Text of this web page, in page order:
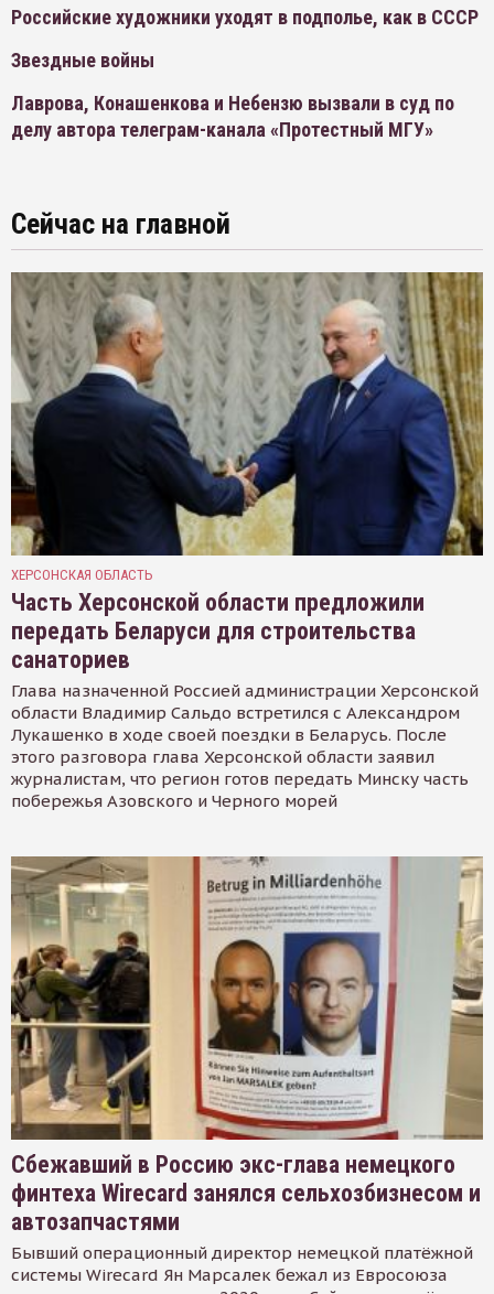
Российские художники уходят в подполье, как в СССР
Звездные войны
Лаврова, Конашенкова и Небензю вызвали в суд по
делу автора телеграм-канала «Протестный МГУ»
Сейчас на главной
ХЕРСОНСКАЯ ОБЛАСТЬ
Часть Херсонской области предложили
передать Беларуси для строительства
санаториев
Глава назначенной Россией администрации Херсонской
области Владимир Сальдо встретился с Александром
Лукашенко в ходе своей поездки в Беларусь. После
этого разговора глава Херсонской области заявил
журналистам, что регион готов передать Минску часть
побережья Азовского и Черного морей
Сбежавший в Россию экс-глава немецкого
финтеха Wirecard занялся сельхозбизнесом и
автозапчастями
Бывший операционный директор немецкой платёжной
системы Wirecard Ян Марсалек бежал из Евросоюза